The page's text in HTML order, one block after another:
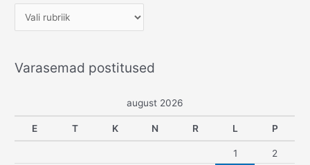
u
r
i
d
Varasemad postitused
august 2026
E T K N R L P
1 2